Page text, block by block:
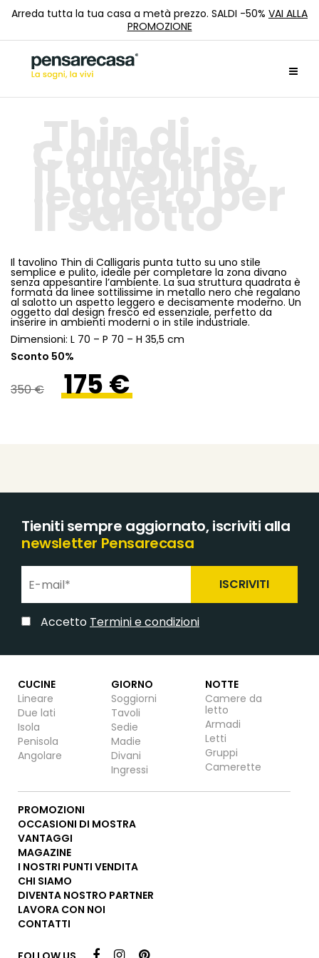
Arreda tutta la tua casa a metà prezzo. SALDI -50% VAI ALLA
PROMOZIONE
Thin di
Calligaris,
il tavolino
leggero per
il salotto
Il tavolino Thin di Calligaris punta tutto su uno stile
semplice e pulito, ideale per completare la zona divano
senza appesantire l’ambiente. La sua struttura quadrata è
formata da linee sottilissime in metallo nero che regalano
al salotto un aspetto leggero e decisamente moderno. Un
oggetto dal design fresco ed essenziale, perfetto da
inserire in ambienti moderni o in stile industriale.
Dimensioni: L 70 – P 70 – H 35,5 cm
Sconto 50%
350 € 175 €
Tieniti sempre aggiornato, iscriviti alla
newsletter Pensarecasa
ISCRIVITI
Accetto Termini e condizioni
CUCINE
Lineare
Due lati
Isola
Penisola
Angolare
GIORNO
Soggiorni
Tavoli
Sedie
Madie
Divani
Ingressi
NOTTE
Camere da
letto
Armadi
Letti
Gruppi
Camerette
PROMOZIONI
OCCASIONI DI MOSTRA
VANTAGGI
MAGAZINE
I NOSTRI PUNTI VENDITA
CHI SIAMO
DIVENTA NOSTRO PARTNER
LAVORA CON NOI
CONTATTI